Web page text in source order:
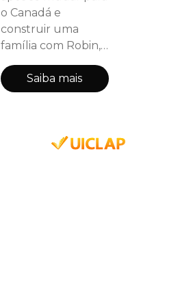
o Canadá e
construir uma
família com Robin,
pequenas
situações
começam a
segredos, mentiras
Saiba mais